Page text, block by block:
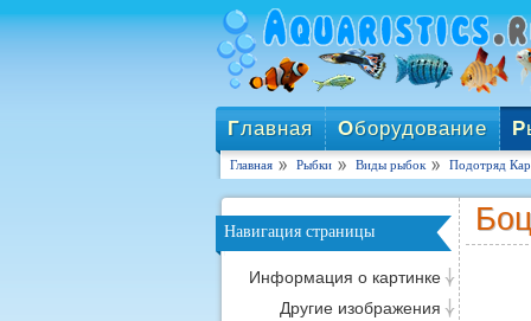
Главная Оборудование Р
Главная Рыбки Виды рыбок Подотряд
Навигация страницы
Информация о картинке
Другие изображения